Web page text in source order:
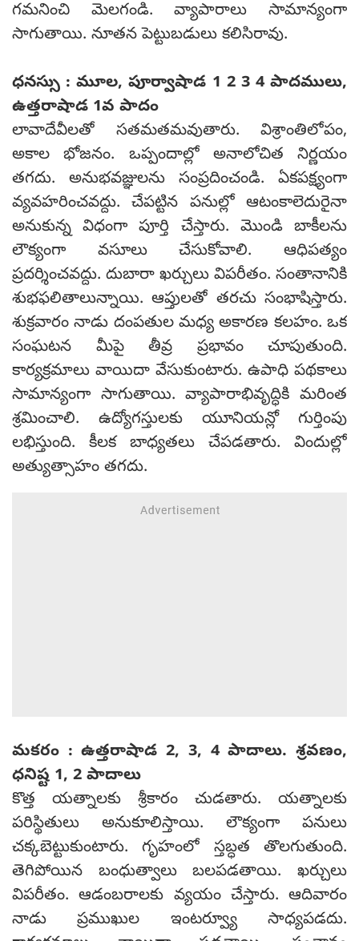
గమనించి మెలగండి. వ్యాపారాలు సామాన్యంగా
సాగుతాయి. నూతన పెట్టుబడులు కలిసిరావు.
ధనస్సు : మూల, పూర్వాషాడ 1 2 3 4 పాదములు,
ఉత్తరాషాడ 1వ పాదం
లావాదేవీలతో సతమతమవుతారు. విశ్రాంతిలోపం,
అకాల భోజనం. ఒప్పందాల్లో అనాలోచిత నిర్ణయం
తగదు. అనుభవజ్ఞులను సంప్రదించండి. ఏకపక్ష్యంగా
వ్యవహరించవద్దు. చేపట్టిన పనుల్లో ఆటంకాలెదురైనా
అనుకున్న విధంగా పూర్తి చేస్తారు. మొండి బాకీలను
లౌక్యంగా వసూలు చేసుకోవాలి. ఆధిపత్యం
ప్రదర్శించవద్దు. దుబారా ఖర్చులు విపరీతం. సంతానానికి
శుభఫలితాలున్నాయి. ఆప్తులతో తరచు సంభాషిస్తారు.
శుక్రవారం నాడు దంపతుల మధ్య అకారణ కలహం. ఒక
సంఘటన మీపై తీవ్ర ప్రభావం చూపుతుంది.
కార్యక్రమాలు వాయిదా వేసుకుంటారు. ఉపాధి పథకాలు
సామాన్యంగా సాగుతాయి. వ్యాపారాభివృద్ధికి మరింత
శ్రమించాలి. ఉద్యోగస్తులకు యూనియన్లో గుర్తింపు
లభిస్తుంది. కీలక బాధ్యతలు చేపడతారు. విందుల్లో
అత్యుత్సాహం తగదు.
మకరం : ఉత్తరాషాడ 2, 3, 4 పాదాలు. శ్రవణం,
ధనిష్ట 1, 2 పాదాలు
కొత్త యత్నాలకు శ్రీకారం చుడతారు. యత్నాలకు
పరిస్థితులు అనుకూలిస్తాయి. లౌక్యంగా పనులు
చక్కబెట్టుకుంటారు. గృహంలో స్తబ్ధత తొలగుతుంది.
తెగిపోయిన బంధుత్వాలు బలపడతాయి. ఖర్చులు
విపరీతం. ఆడంబరాలకు వ్యయం చేస్తారు. ఆదివారం
నాడు ప్రముఖుల ఇంటర్వ్యూ సాధ్యపడదు.